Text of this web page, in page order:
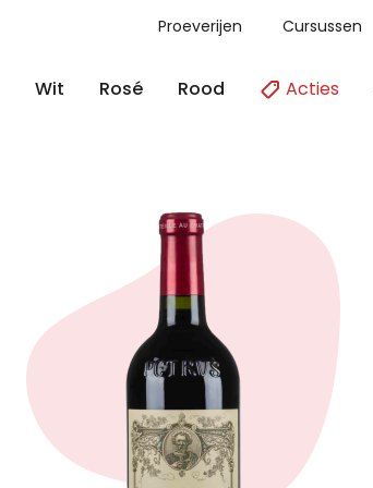
Proeverijen Cursussen
Wit Rosé Rood Acties